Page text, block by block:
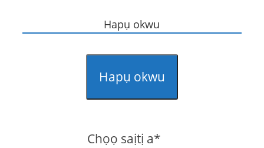
Hapụ okwu
Hapụ okwu
Chọọ saịtị a*